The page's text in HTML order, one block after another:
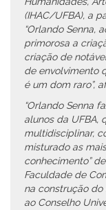
(IHAC/UFBA), a
“Orlando Senna,
primorosa a
criação de
de envolvimento
é um dom raro”,
“Orlando Senna
alunos da UFBA,
multidisciplinar,
misturado as
conhecimento”
Faculdade de
na construção
ao Conselho